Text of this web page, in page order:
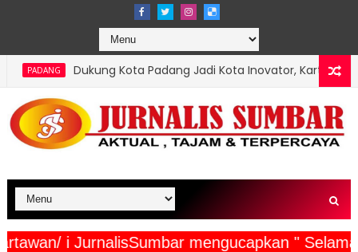
Kota Padang Jadi Kota Inovator, Kartu Registrasi Kesenian
Wartawan/ i JurnalisSumbar mengucapkan "